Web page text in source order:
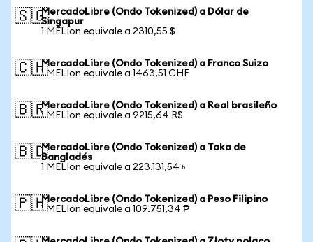
🇸🇬MercadoLibre (Ondo Tokenized) a Dólar de
Singapur
1 MELIon equivale a 2310,55 $
🇨🇭MercadoLibre (Ondo Tokenized) a Franco Suizo
1 MELIon equivale a 1463,51 CHF
🇧🇷MercadoLibre (Ondo Tokenized) a Real brasileño
1 MELIon equivale a 9215,64 R$
🇧🇩MercadoLibre (Ondo Tokenized) a Taka de
Bangladés
1 MELIon equivale a 223.131,54 ৳
🇵🇭MercadoLibre (Ondo Tokenized) a Peso Filipino
1 MELIon equivale a 109.751,34 ₱